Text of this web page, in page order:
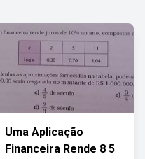
Uma Aplicação
Financeira Rende 8 5